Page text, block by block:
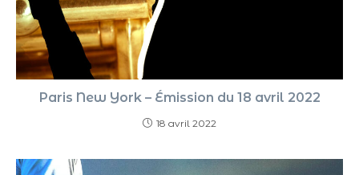
Paris New York – Émission du 18 avril 2022
18 avril 2022